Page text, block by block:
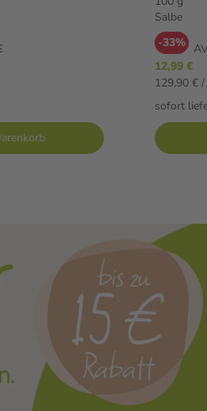
Salbe
-33%
12,99 €
129,90 €
sofort